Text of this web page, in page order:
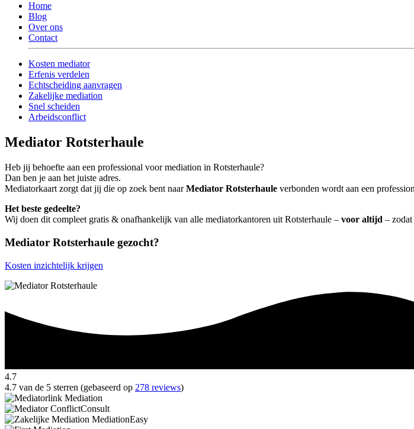
Home
Blog
Over ons
Contact
Kosten mediator
Erfenis verdelen
Echtscheiding aanvragen
Zakelijke mediation
Snel scheiden
Arbeidsconflict
Mediator Rotsterhaule
Heb jij behoefte aan een professional voor mediation in Rotsterhaule?
Dan ben je aan het juiste adres.
Mediatorkaart zorgt dat jij die op zoek bent naarMediator Rotsterhaule verbonden wordt aan een
Het beste gedeelte?
Wij doen dit compleet gratis & onafhankelijk van alle mediatorkantoren uit Rotsterhaule – voor altijd –
Mediator Rotsterhaule gezocht?
Kosten inzichtelijk krijgen
4.7
4.7 van de 5 sterren (gebaseerd op 278 reviews)